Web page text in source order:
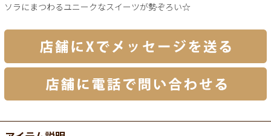
ソラにまつわるユニークなスイーツが勢ぞろい☆